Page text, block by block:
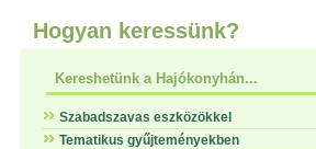
Hogyan keressünk?
Kereshetünk a Hajókonyhán...
Szabadszavas eszközökkel
Tematikus gyűjteményekben